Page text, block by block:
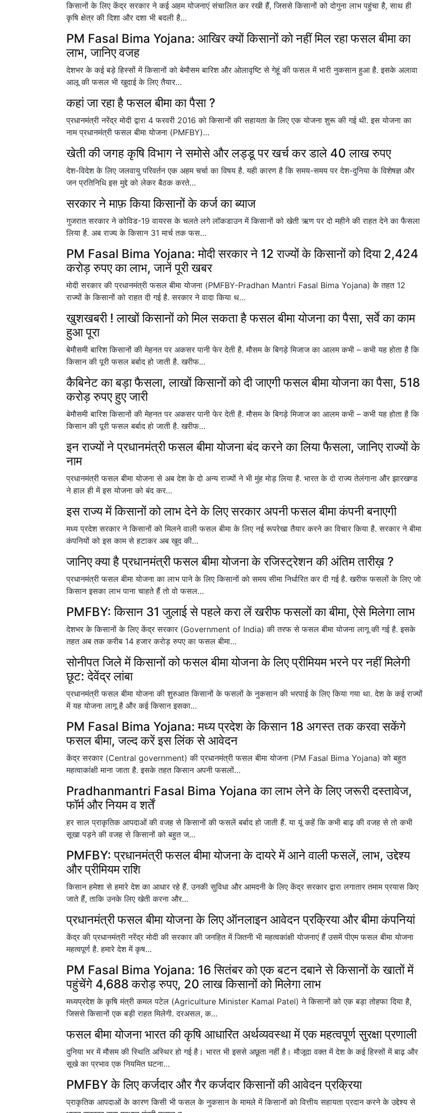
किसानों के लिए केंद्र सरकार ने कई अहम योजनाएं संचालित कर रखी हैं, जिससे किसानों को दोगुना लाभ पहुंचा है, साथ ही
कृषि क्षेत्र की दिशा और दशा भी बदली है…
PM Fasal Bima Yojana: आखिर क्यों किसानों को नहीं मिल रहा फसल बीमा का
लाभ, जानिए वजह
देशभर के कई बड़े हिस्सों में किसानों को बेमौसम बारिश और ओलावृष्टि से गेहूं की फसल में भारी नुकसान हुआ है. इसके अलावा
आलू की फसल भी खुदाई के लिए तैयार…
कहां जा रहा है फसल बीमा का पैसा ?
प्रधानमंत्री नरेंद्र मोदी द्वारा 4 फरवरी 2016 को किसानों की सहायता के लिए एक योजना शुरू की गई थी. इस योजना का
नाम प्रधानमंत्री फसल बीमा योजना (PMFBY)…
खेती की जगह कृषि विभाग ने समोसे और लड्डू पर खर्च कर डाले 40 लाख रुपए
देश-विदेश के लिए जलवायु परिवर्तन एक अहम चर्चा का विषय है. यही कारण है कि समय-समय पर देश-दुनिया के विशेषज्ञ और
जन प्रतिनिधि इस मुद्दे को लेकर बैठक करते…
सरकार ने माफ़ किया किसानों के कर्ज का ब्याज
गुजरात सरकार ने कोविड-19 वायरस के चलते लगे लॉकडाउन में किसानों को खेती ऋण पर दो महीने की राहत देने का फैसला
लिया है. अब राज्य के किसान 31 मार्च तक फस…
PM Fasal Bima Yojana: मोदी सरकार ने 12 राज्यों के किसानों को दिया 2,424
करोड़ रुपए का लाभ, जानें पूरी खबर
मोदी सरकार की प्रधानमंत्री फसल बीमा योजना (PMFBY-Pradhan Mantri Fasal Bima Yojana) के तहत 12
राज्यों के किसानों को राहत दी गई है. सरकार ने वादा किया थ…
खुशखबरी ! लाखों किसानों को मिल सकता है फसल बीमा योजना का पैसा, सर्वे का काम
हुआ पूरा
बेमौसमी बारिश किसानों की मेहनत पर अकसर पानी फेर देती है. मौसम के बिगड़े मिजाज का आलम कभी – कभी यह होता है कि
किसान की पूरी फसल बर्बाद हो जाती है. खरीफ…
कैबिनेट का बड़ा फैसला, लाखों किसानों को दी जाएगी फसल बीमा योजना का पैसा, 518
करोड़ रुपए हुए जारी
बेमौसमी बारिश किसानों की मेहनत पर अकसर पानी फेर देती है. मौसम के बिगड़े मिजाज का आलम कभी – कभी यह होता है कि
किसान की पूरी फसल बर्बाद हो जाती है. खरीफ…
इन राज्यों ने प्रधानमंत्री फसल बीमा योजना बंद करने का लिया फैसला, जानिए राज्यों के
नाम
प्रधानमंत्री फसल बीमा योजना से अब देश के दो अन्य राज्यों ने भी मुंह मोड़ लिया है. भारत के दो राज्य तेलंगाना और झारखण्ड
ने हाल ही में इस योजना को बंद कर…
इस राज्य में किसानों को लाभ देने के लिए सरकार अपनी फसल बीमा कंपनी बनाएगी
मध्य प्रदेश सरकार ने किसानों को मिलने वाली फसल बीमा के लिए नई रूपरेखा तैयार करने का विचार किया है. सरकार ने बीमा
कंपनियों को इस काम से हटाकर अब खुद की…
जानिए क्या है प्रधानमंत्री फसल बीमा योजना के रजिस्ट्रेशन की अंतिम तारीख़ ?
प्रधानमंत्री फसल बीमा योजना का लाभ पाने के लिए किसानों को समय सीमा निर्धारित कर दी गई है. खरीफ फसलों के लिए जो
किसान इसका लाभ पाना चाहते हैं तो वो फसल…
PMFBY: किसान 31 जुलाई से पहले करा लें खरीफ फसलों का बीमा, ऐसे मिलेगा लाभ
देशभर के किसानों के लिए केंद्र सरकार (Government of India) की तरफ से फसल बीमा योजना लागू की गई है. इसके
तहत अब तक करीब 14 हजार करोड़ रुपए का फसल बीमा…
सोनीपत जिले में किसानों को फसल बीमा योजना के लिए प्रीमियम भरने पर नहीं मिलेगी
छूट: देवेंद्र लांबा
प्रधानमंत्री फसल बीमा योजना की शुरुआत किसानों के फसलों के नुकसान की भरपाई के लिए किया गया था. देश के कई राज्यों
में यह योजना लागू है और कई किसान इसका…
PM Fasal Bima Yojana: मध्य प्रदेश के किसान 18 अगस्त तक करवा सकेंगे
फसल बीमा, जल्द करें इस लिंक से आवेदन
केंद्र सरकार (Central government) की प्रधानमंत्री फसल बीमा योजना (PM Fasal Bima Yojana) को बहुत
महत्वाकांक्षी माना जाता है. इसके तहत किसान अपनी फसलों…
Pradhanmantri Fasal Bima Yojana का लाभ लेने के लिए जरूरी दस्तावेज,
फॉर्म और नियम व शर्तें
हर साल प्राकृतिक आपदाओं की वजह से किसानों की फसलें बर्बाद हो जाती हैं. या यूं कहें कि कभी बाढ़ की वजह से तो कभी
सूखा पड़ने की वजह से किसानों को बहुत ज…
PMFBY: प्रधानमंत्री फसल बीमा योजना के दायरे में आने वाली फसलें, लाभ, उद्देश्य
और प्रीमियम राशि
किसान हमेशा से हमारे देश का आधार रहे हैं. उनकी सुविधा और आमदनी के लिए केंद्र सरकार द्वारा लगातार तमाम प्रयास किए
जाते हैं, ताकि उनके लिए खेती करना और…
प्रधानमंत्री फसल बीमा योजना के लिए ऑनलाइन आवेदन प्रक्रिया और बीमा कंपनियां
केंद्र की प्रधानमंत्री नरेंद्र मोदी की सरकार की जनहित में जितनी भी महत्वकांक्षी योजनाएं हैं उसमें पीएम फसल बीमा योजना
महत्वपूर्ण है. हमारे देश में कृष…
PM Fasal Bima Yojana: 16 सितंबर को एक बटन दबाने से किसानों के खातों में
पहुंचेंगे 4,688 करोड़ रुपए, 20 लाख किसानों को मिलेगा लाभ
मध्यप्रदेश के कृषि मंत्री कमल पटेल (Agriculture Minister Kamal Patel) ने किसानों को एक बड़ा तोहफा दिया है,
जिससे किसानों एक बड़ी राहत मिलेगी. दरअसल, क…
फसल बीमा योजना भारत की कृषि आधारित अर्थव्यवस्था में एक महत्वपूर्ण सुरक्षा प्रणाली
दुनिया भर में मौसम की स्थिति अस्थिर हो गई है। भारत भी इससे अछूता नहीं है। मौजूदा वक्त में देश के कई हिस्सों में बाढ़ और
सूखे का प्रभाव एक नियमित घटना…
PMFBY के लिए कर्जदार और गैर कर्जदार किसानों की आवेदन प्रक्रिया
प्राकृतिक आपदाओं के कारण किसी भी फसल के नुकसान के मामले में किसानों को वित्तीय सहायता प्रदान करने के उद्देश्य से